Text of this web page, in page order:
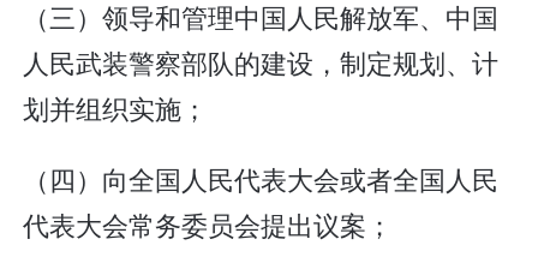
（三）领导和管理中国人民解放军、中国
人民武装警察部队的建设，制定规划、计
划并组织实施；
（四）向全国人民代表大会或者全国人民
代表大会常务委员会提出议案；